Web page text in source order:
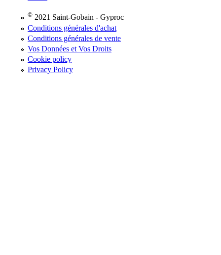
© 2021 Saint-Gobain - Gyproc
Conditions générales d'achat
Conditions générales de vente
Vos Données et Vos Droits
Cookie policy
Privacy Policy